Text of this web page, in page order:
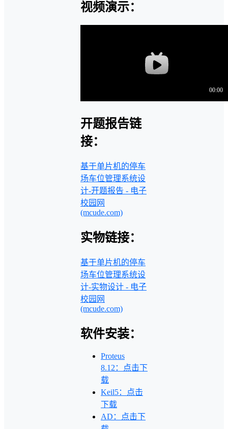
视频演示：
开题报告链
接：
基于单片机的停车
场车位管理系统设
计-开题报告 - 电子
校园网
(mcude.com)
实物链接：
基于单片机的停车
场车位管理系统设
计-实物设计 - 电子
校园网
(mcude.com)
软件安装：
Proteus
8.12：点击下
载
Keil5：点击
下载
AD：点击下